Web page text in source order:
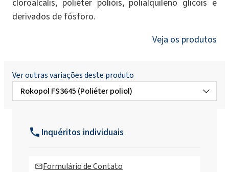
derivados de fósforo.
Veja os produtos
Ver outras variações deste produto
Rokopol FS3645 (Poliéter poliol)
Inquéritos individuais
Formulário de Contato